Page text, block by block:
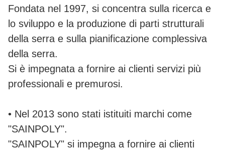
Fondata nel 1997, si concentra sulla ricerca e
lo sviluppo e la produzione di parti strutturali
della serra e sulla pianificazione complessiva
della serra.
Si è impegnata a fornire ai clienti servizi più
professionali e premurosi.
• Nel 2013 sono stati istituiti marchi come
"SAINPOLY".
"SAINPOLY" si impegna a fornire ai clienti